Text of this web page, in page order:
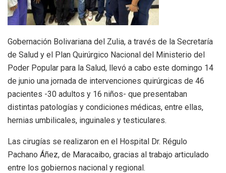
Gobernación Bolivariana del Zulia, a través de la Secretaría
de Salud y el Plan Quirúrgico Nacional del Ministerio del
Poder Popular para la Salud, llevó a cabo este domingo 14
de junio una jornada de intervenciones quirúrgicas de 46
pacientes -30 adultos y 16 niños- que presentaban
distintas patologías y condiciones médicas, entre ellas,
hernias umbilicales, inguinales y testiculares.
Las cirugías se realizaron en el Hospital Dr. Régulo
Pachano Áñez, de Maracaibo, gracias al trabajo articulado
entre los gobiernos nacional y regional.